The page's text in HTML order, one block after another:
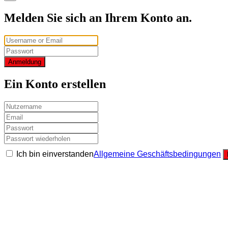
Melden Sie sich an Ihrem Konto an.
Anmeldung
Ein Konto erstellen
Ich bin einverstandenAllgemeine Geschäftsbedingungen